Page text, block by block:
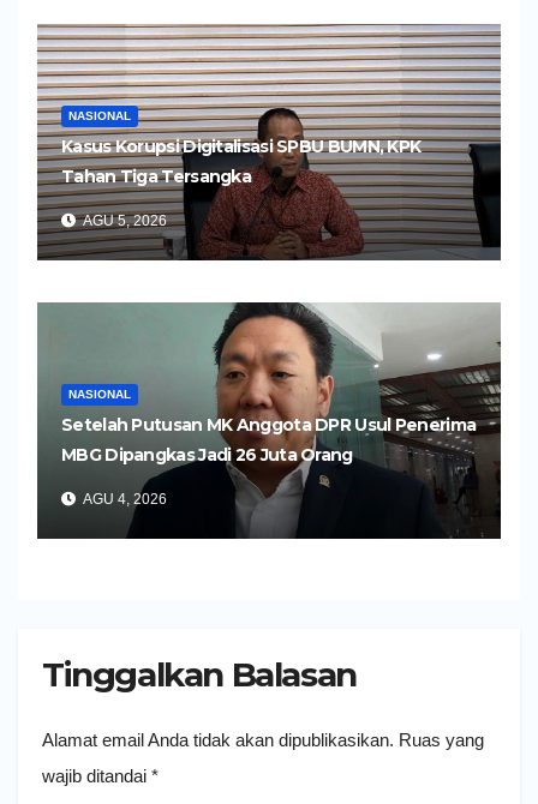
NASIONAL
Kasus Korupsi Digitalisasi SPBU BUMN, KPK
Tahan Tiga Tersangka
AGU 5, 2026
NASIONAL
Setelah Putusan MK Anggota DPR Usul Penerima
MBG Dipangkas Jadi 26 Juta Orang
AGU 4, 2026
Tinggalkan Balasan
Alamat email Anda tidak akan dipublikasikan. Ruas yang
wajib ditandai *